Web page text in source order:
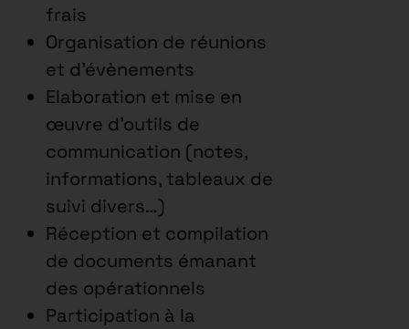
frais
Organisation de réunions
et d’évènements
Elaboration et mise en
œuvre d’outils de
communication (notes,
informations, tableaux de
suivi divers…)
Réception et compilation
de documents émanant
des opérationnels
Participation à la